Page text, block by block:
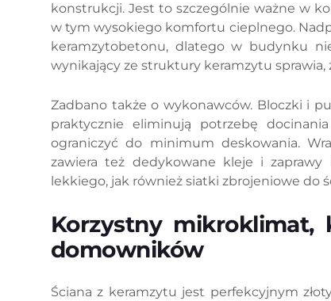
konstrukcji. Jest to szczególnie ważne w
w tym wysokiego komfortu cieplnego.
keramzytobetonu, dlatego w budynku
wynikający ze struktury keramzytu
Zadbano także o wykonawców. Bloczki i
praktycznie eliminują potrzebę
ograniczyć do minimum deskowania.
zawiera też dedykowane kleje i
lekkiego, jak również siatki zbrojeniowe do
Korzystny mikroklimat,
domowników
Ściana z keramzytu jest perfekcyjnym